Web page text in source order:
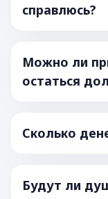
справлюсь?
Можно ли
остаться
Сколько
Будут ли